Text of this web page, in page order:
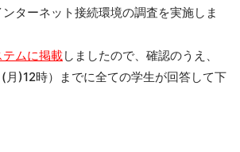
ンターネット接続環境の調査を実施しま
ムに掲載しましたので、確認のうえ、
)12時）までに全ての学生が回答して下